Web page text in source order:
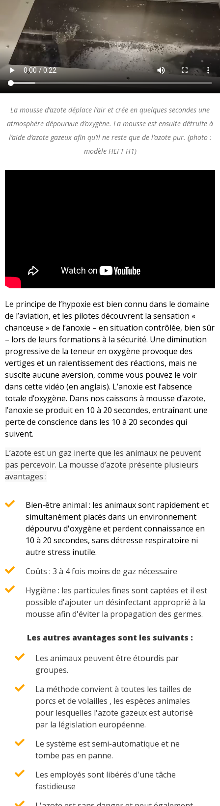
La mousse d’azote déplace l’air et crée en quelques secondes une
atmosphère dépourvue d’oxygène. La mousse est ensuite détruite à
l’aide d’azote gazeux afin qu’il ne reste que de l’azote pur. (photo :
modèle HEFT H1)
Le principe de l’hypoxie est bien connu dans le domaine
de l’aviation, et les pilotes découvrent la sensation «
chanceuse » de l’anoxie – en situation contrôlée, bien sûr
– lors de leurs formations à la sécurité. Une diminution
progressive de la teneur en oxygène provoque des
vertiges et un ralentissement des réactions, mais ne
suscite aucune aversion, comme vous pouvez le voir
dans cette vidéo (en anglais). L’anoxie est l’absence
totale d’oxygène. Dans nos caissons à mousse d’azote,
l’anoxie se produit en 10 à 20 secondes, entraînant une
perte de conscience dans les 10 à 20 secondes qui
suivent.
L’azote est un gaz inerte que les animaux ne peuvent
pas percevoir. La mousse d’azote présente plusieurs
avantages :
Bien-être animal : les animaux sont rapidement et
simultanément placés dans un environnement
dépourvu d'oxygène et perdent connaissance en
10 à 20 secondes, sans détresse respiratoire ni
autre stress inutile.
Coûts : 3 à 4 fois moins de gaz nécessaire
Hygiène : les particules fines sont captées et il est
possible d'ajouter un désinfectant approprié à la
mousse afin d'éviter la propagation des germes.
Les autres avantages sont les suivants :
Les animaux peuvent être étourdis par
groupes.
La méthode convient à toutes les tailles de
porcs et de volailles , les espèces animales
pour lesquelles l'azote gazeux est autorisé
par la législation européenne.
Le système est semi-automatique et ne
tombe pas en panne.
Les employés sont libérés d'une tâche
fastidieuse